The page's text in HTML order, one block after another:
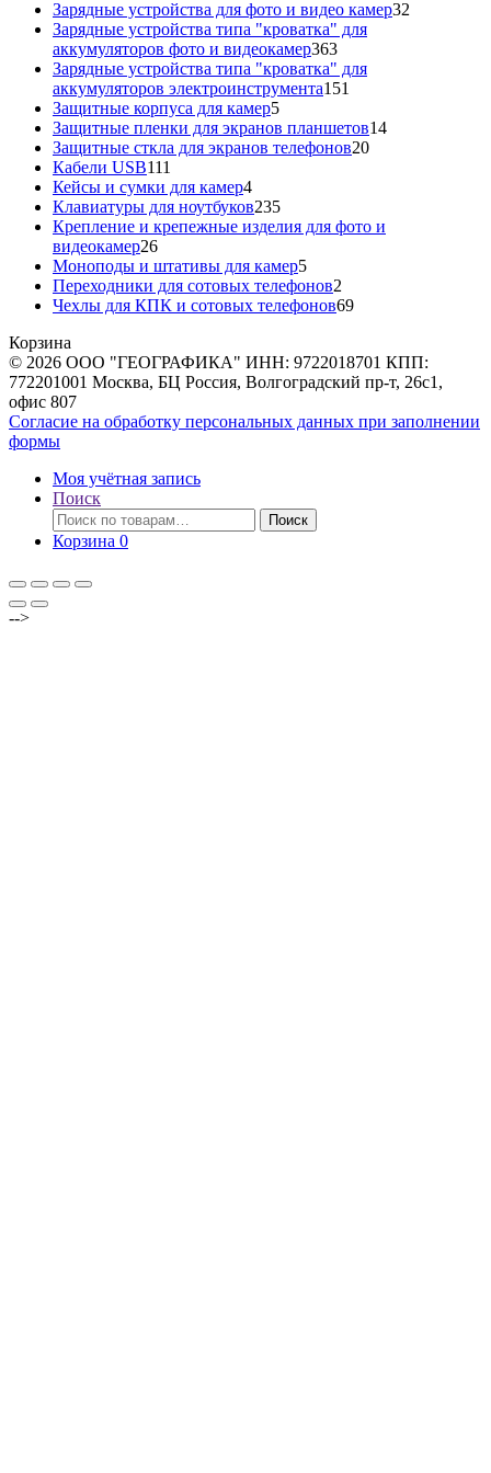
товаров
Зарядные устройства для фото и видео камер32
Зарядные устройства типа "кроватка" для
аккумуляторов фото и видеокамер363363
товара
Зарядные устройства типа "кроватка" для
аккумуляторов электроинструмента151
Защитные корпуса для камер55
товаров
Защитные пленки для экранов планшетов1414
Защитные сткла для экранов телефонов2020
Кабели USB111
товаров
Кейсы и сумки для камер44
товара
Клавиатуры для ноутбуков235235
товаров
Крепление и крепежные изделия для фото и
видеокамер2626
товаров
Моноподы и штативы для камер55
товаров
Переходники для сотовых телефонов2
товара
Чехлы для КПК и сотовых телефонов6969
Корзина
© 2026 ООО "ГЕОГРАФИКА" ИНН: 9722018701 КПП:
772201001 Москва, БЦ Россия, Волгоградский пр-т, 26с1,
офис 807
Согласие на обработку персональных данных при заполнении
формы
Моя учётная запись
Поиск
Искать:
Поиск
Корзина 0
-->